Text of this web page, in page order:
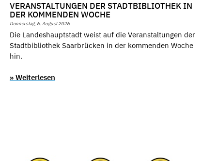
VERANSTALTUNGEN DER STADTBIBLIOTHEK IN
DER KOMMENDEN WOCHE
Donnerstag, 6. August 2026
Die Landeshauptstadt weist auf die Veranstaltungen der
Stadtbibliothek Saarbrücken in der kommenden Woche
hin.
» Weiterlesen